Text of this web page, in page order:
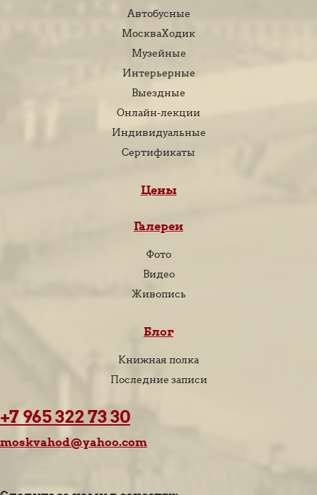
Автобусные
МоскваХодик
Музейные
Интерьерные
Выездные
Онлайн-лекции
Индивидуальные
Сертификаты
Цены
Галереи
Фото
Видео
Живопись
Блог
Книжная полка
Последние записи
+7 965 322 73 30
moskvahod@yahoo.com